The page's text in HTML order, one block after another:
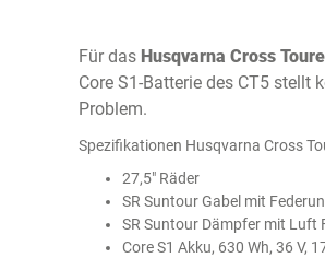
Für das Husqvarna Cross
Core S1-Batterie des CT5
Problem.
Spezifikationen Husqvarna Cross
27,5" Räder
SR Suntour Gabel mit
SR Suntour Dämpfer mit Luft
Core S1 Akku, 630 Wh, 36 V,